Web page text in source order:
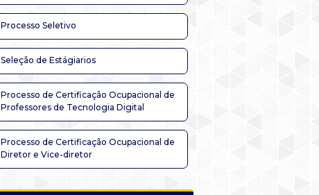
Processo Seletivo
Seleção de Estágiarios
Processo de Certificação Ocupacional de
Professores de Tecnologia Digital
Processo de Certificação Ocupacional de
Diretor e Vice-diretor